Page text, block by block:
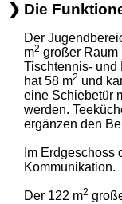
Die
Der
m2 großer Raum
Tischtennis-
hat 58 m2 und
eine Schiebetür
werden.
ergänzen den
Im Erdgeschoss
Kommunikation.
Der 122 m2